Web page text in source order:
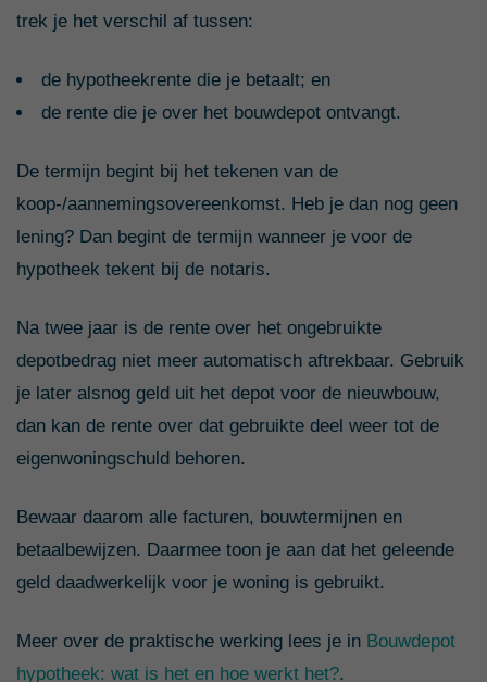
trek je het verschil af tussen:
de hypotheekrente die je betaalt; en
de rente die je over het bouwdepot ontvangt.
De termijn begint bij het tekenen van de
koop-/aannemingsovereenkomst. Heb je dan nog geen
lening? Dan begint de termijn wanneer je voor de
hypotheek tekent bij de notaris.
Na twee jaar is de rente over het ongebruikte
depotbedrag niet meer automatisch aftrekbaar. Gebruik
je later alsnog geld uit het depot voor de nieuwbouw,
dan kan de rente over dat gebruikte deel weer tot de
eigenwoningschuld behoren.
Bewaar daarom alle facturen, bouwtermijnen en
betaalbewijzen. Daarmee toon je aan dat het geleende
geld daadwerkelijk voor je woning is gebruikt.
Meer over de praktische werking lees je in Bouwdepot
hypotheek: wat is het en hoe werkt het?.